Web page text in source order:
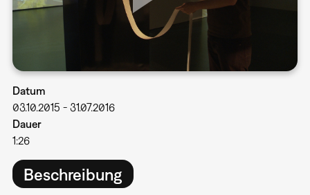
Datum
03.10.2015 - 31.07.2016
Dauer
1:26
Beschreibung